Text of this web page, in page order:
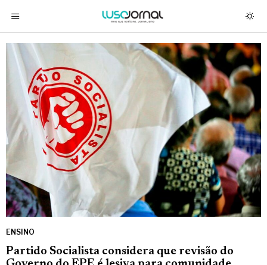
ENSINO
Partido Socialista considera que revisão do